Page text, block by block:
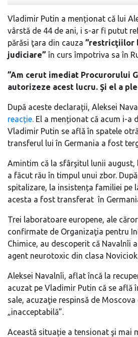
Vladimir Putin a menționat că lui
vârstă de 44 de ani, i s-ar fi putut
părăsi ţara din cauza ”restricţiilor
judiciare” în curs împotriva sa în
”Am cerut imediat Procurorului
autorizeze acest lucru. Şi el a
După aceste declarații, Aleksei
reacție. El a menționat că acum i-a
Vladimir Putin se află în spatele
transferul lui în Germania a fost
Amintim că la sfârşitul lunii august,
a făcut rău în timpul unui zbor.
spitalizare, la insistența familiei pe
acesta a fost transferat în
Trei laboratoare europene, ale
confirmate de Organizaţia pentru
Chimice, au descoperit că Navalnîi
agent neurotoxic din clasa
Aleksei Navalnîi, aflat încă la
acuzat pe Vladimir Putin că se află
sale, acuzaţie respinsă de
„inacceptabilă”.
Această situație a tensionat şi mai